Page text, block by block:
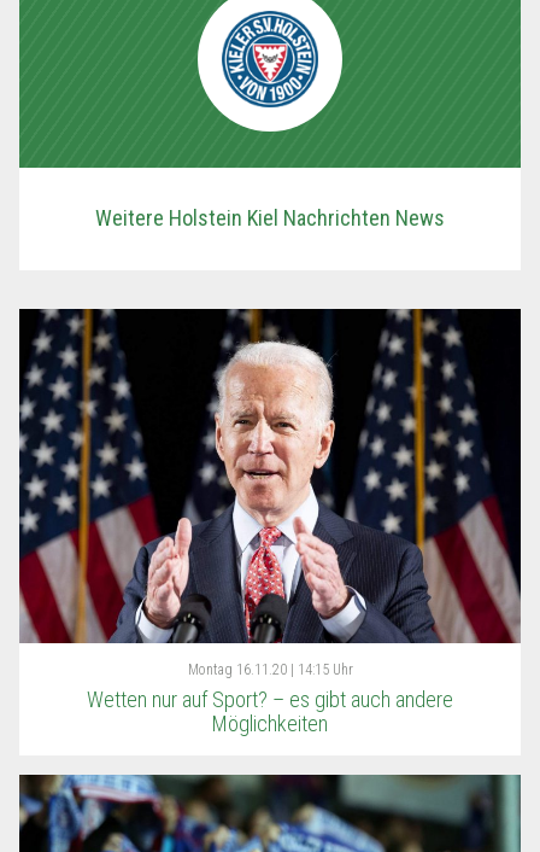
Weitere Holstein Kiel Nachrichten News
Montag 16.11.20 | 14:15 Uhr
Wetten nur auf Sport? – es gibt auch andere
Möglichkeiten